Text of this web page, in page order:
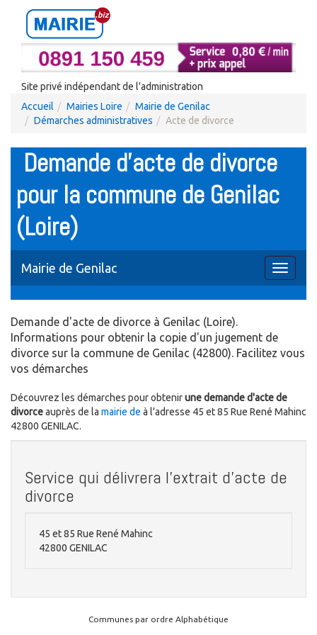
Site privé indépendant de l'administration
Accueil
Mairies Loire
Mairie de Genilac
Démarches administratives
Acte de divorce
Demande d'acte de divorce
pour la commune de Genilac
(Loire)
Toggle
Mairie de Genilac
Demande d'acte de divorce à Genilac (Loire).
Informations pour obtenir la copie d'un jugement de
divorce sur la commune de Genilac (42800). Facilitez vous
vos démarches
Découvrez les démarches pour obtenirune demande d'acte de
divorceauprès de la mairie de à l'adresse 45 et 85 Rue René Mahinc
42800 GENILAC.
Service qui délivrera l'extrait d'acte de
divorce
45 et 85 Rue René Mahinc
42800 GENILAC
Communes par ordre Alphabétique